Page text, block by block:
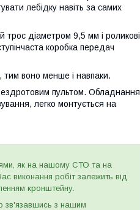
лебідку навіть за самих
діаметром 9,5 мм і роликові
коробка передач
тим воно менше і навпаки.
пультом. Обладнання
легко монтується на
як на нашому СТО та на
виконання робіт залежить від
кронштейну.
зв'язавшись з нашим